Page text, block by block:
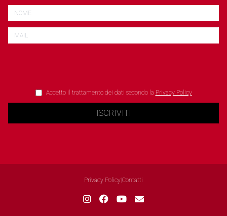
Accetto il trattamento dei dati secondo la Privacy Policy
ISCRIVITI
Privacy Policy Contatti